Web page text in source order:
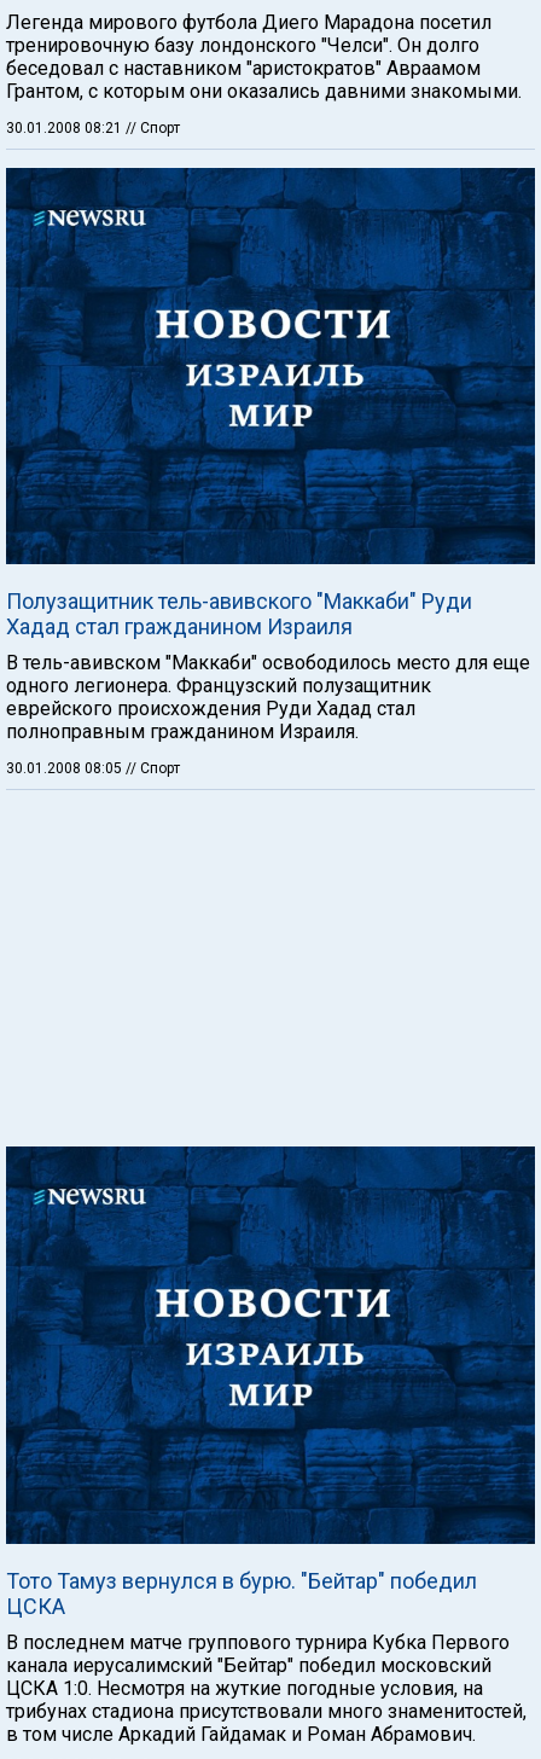
Легенда мирового футбола Диего Марадона посетил
тренировочную базу лондонского "Челси". Он долго
беседовал с наставником "аристократов" Авраамом
Грантом, с которым они оказались давними знакомыми.
30.01.2008 08:21 // Спорт
Полузащитник тель-авивского "Маккаби" Руди
Хадад стал гражданином Израиля
В тель-авивском "Маккаби" освободилось место для еще
одного легионера. Французский полузащитник
еврейского происхождения Руди Хадад стал
полноправным гражданином Израиля.
30.01.2008 08:05 // Спорт
Тото Тамуз вернулся в бурю. "Бейтар" победил
ЦСКА
В последнем матче группового турнира Кубка Первого
канала иерусалимский "Бейтар" победил московский
ЦСКА 1:0. Несмотря на жуткие погодные условия, на
трибунах стадиона присутствовали много знаменитостей,
в том числе Аркадий Гайдамак и Роман Абрамович.